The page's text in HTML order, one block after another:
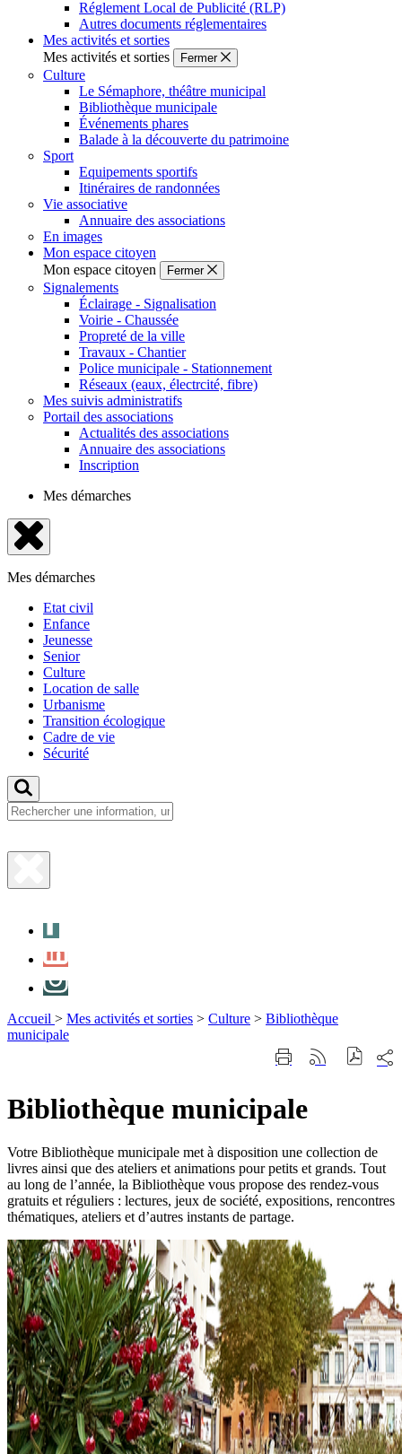
Réglement Local de Publicité (RLP)
Autres documents réglementaires
Mes activités et sorties
Mes activités et sorties
Fermer
Culture
Le Sémaphore, théâtre municipal
Bibliothèque municipale
Événements phares
Balade à la découverte du patrimoine
Sport
Equipements sportifs
Itinéraires de randonnées
Vie associative
Annuaire des associations
En images
Mon espace citoyen
Mon espace citoyen
Fermer
Signalements
Éclairage - Signalisation
Voirie - Chaussée
Propreté de la ville
Travaux - Chantier
Police municipale - Stationnement
Réseaux (eaux, électrcité, fibre)
Mes suivis administratifs
Portail des associations
Actualités des associations
Annuaire des associations
Inscription
Mes démarches
Fermer
le
menu
Mes démarches
Etat civil
Enfance
Jeunesse
Senior
Culture
Location de salle
Urbanisme
Transition écologique
Cadre de vie
Sécurité
Fermer
Accueil > Mes activités et sorties > Culture > Bibliothèque
municipale
ImprimerGénérer
sur
Bibliothèque municipale
Votre Bibliothèque municipale met à disposition une collection de
livres ainsi que des ateliers et animations pour petits et grands. Tout
au long de l’année, la Bibliothèque vous propose des rendez-vous
gratuits et réguliers : lectures, jeux de société, expositions, rencontres
thématiques, ateliers et d’autres instants de partage.